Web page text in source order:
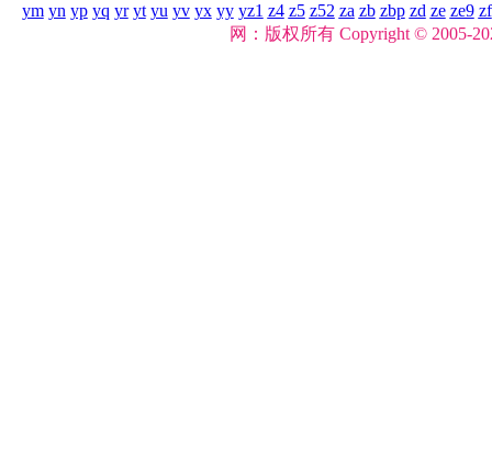
ym yn yp yq yr yt yu yv yx yy yz1 z4 z5 z52 za zb zbp zd ze ze9 zf
网：版权所有 Copyright © 2005-